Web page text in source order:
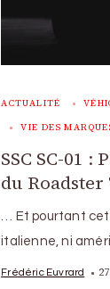
ACTUALITÉ
VIE DES
SSC SC-01
du Roadster
… Et pourtant
italienne, ni
Frédéric Euvrard